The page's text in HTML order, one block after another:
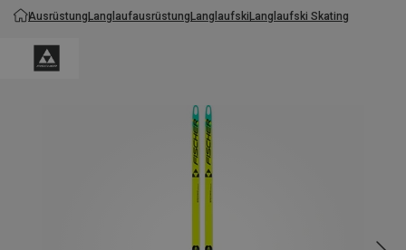
AusrüstungLanglaufausrüstungLanglaufskiLanglaufski Skating